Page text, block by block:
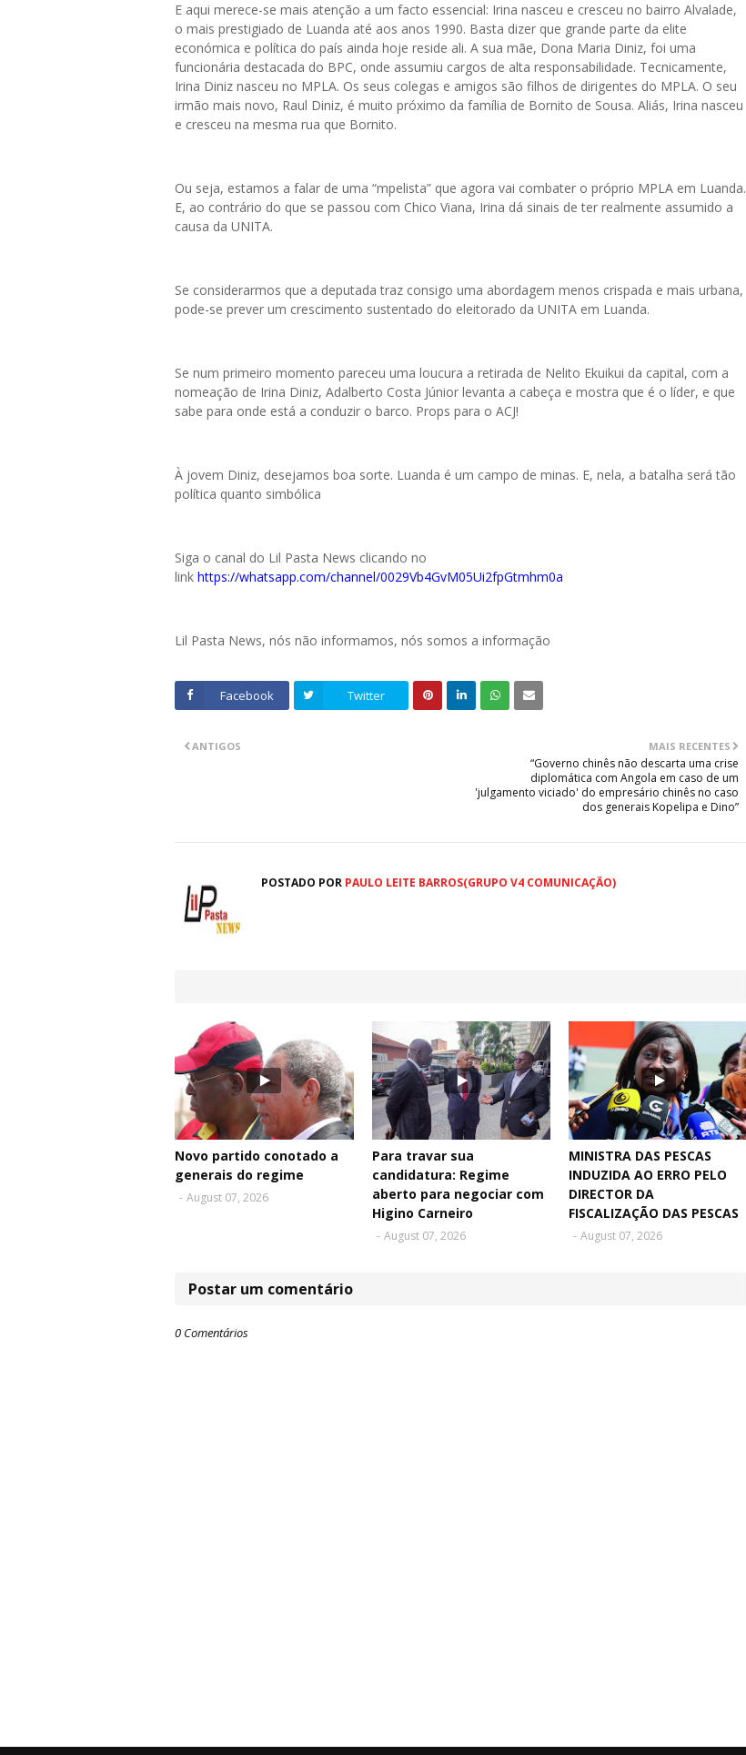
E aqui merece-se mais atenção a um facto essencial: Irina nasceu e cresceu no bairro Alvalade,
o mais prestigiado de Luanda até aos anos 1990. Basta dizer que grande parte da elite
económica e política do país ainda hoje reside ali. A sua mãe, Dona Maria Diniz, foi uma
funcionária destacada do BPC, onde assumiu cargos de alta responsabilidade. Tecnicamente,
Irina Diniz nasceu no MPLA. Os seus colegas e amigos são filhos de dirigentes do MPLA. O seu
irmão mais novo, Raul Diniz, é muito próximo da família de Bornito de Sousa. Aliás, Irina nasceu
e cresceu na mesma rua que Bornito.
Ou seja, estamos a falar de uma “mpelista” que agora vai combater o próprio MPLA em Luanda.
E, ao contrário do que se passou com Chico Viana, Irina dá sinais de ter realmente assumido a
causa da UNITA.
Se considerarmos que a deputada traz consigo uma abordagem menos crispada e mais urbana,
pode-se prever um crescimento sustentado do eleitorado da UNITA em Luanda.
Se num primeiro momento pareceu uma loucura a retirada de Nelito Ekuikui da capital, com a
nomeação de Irina Diniz, Adalberto Costa Júnior levanta a cabeça e mostra que é o líder, e que
sabe para onde está a conduzir o barco. Props para o ACJ!
À jovem Diniz, desejamos boa sorte. Luanda é um campo de minas. E, nela, a batalha será tão
política quanto simbólica
Siga o canal do Lil Pasta News clicando no
link https://whatsapp.com/channel/0029Vb4GvM05Ui2fpGtmhm0a
Lil Pasta News, nós não informamos, nós somos a informação
Facebook Twitter
MAIS RECENTES
“Governo chinês não descarta uma crise
diplomática com Angola em caso de um
'julgamento viciado' do empresário chinês no caso
dos generais Kopelipa e Dino”
ANTIGOS
POSTADO POR PAULO LEITE BARROS(GRUPO V4 COMUNICAÇÃO)
Novo partido conotado a
generais do regime
- August 07, 2026
Para travar sua
candidatura: Regime
aberto para negociar com
Higino Carneiro
- August 07, 2026
MINISTRA DAS PESCAS
INDUZIDA AO ERRO PELO
DIRECTOR DA
FISCALIZAÇÃO DAS PESCAS
- August 07, 2026
Postar um comentário
0 Comentários